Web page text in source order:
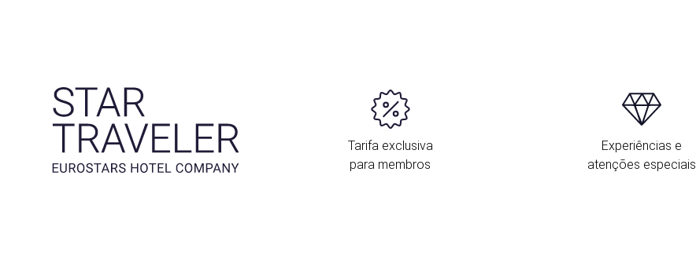
Tarifa exclusiva
para membros
Experiências e
atenções especiais